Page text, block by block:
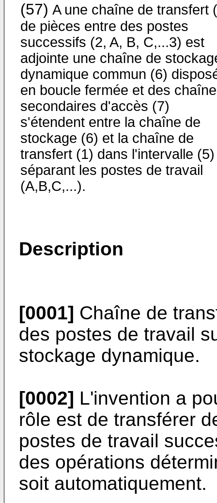
(57) A une chaîne de transfert
de pièces entre des postes
successifs (2, A, B, C,...3) est
adjointe une chaîne de
dynamique commun (6)
en boucle fermée et des
secondaires d'accès (7)
s'étendent entre la chaîne de
stockage (6) et la chaîne de
transfert (1) dans l'intervalle (5)
séparant les postes de travail
(A,B,C,...).
Description
[0001] Chaîne de
des postes de travail
stockage dynamique.
[0002] L'invention a
rôle est de transférer
postes de travail
des opérations
soit automatiquement.